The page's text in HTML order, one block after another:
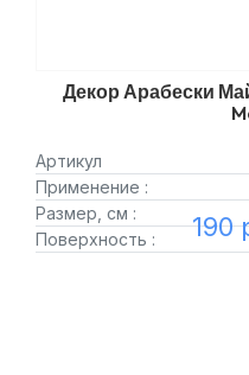
Декор Арабески
Артикул
Применение :
Размер, см :
Поверхность :
190